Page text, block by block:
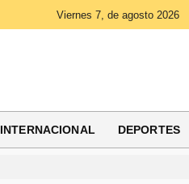
Viernes 7, de agosto 2026
INTERNACIONAL DEPORTES